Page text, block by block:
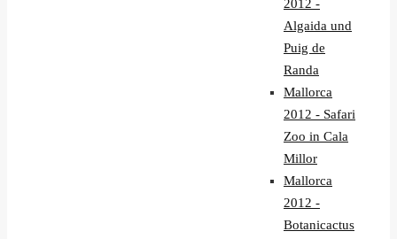
2012 -
Algaida und
Puig de
Randa
Mallorca
2012 - Safari
Zoo in Cala
Millor
Mallorca
2012 -
Botanicactus